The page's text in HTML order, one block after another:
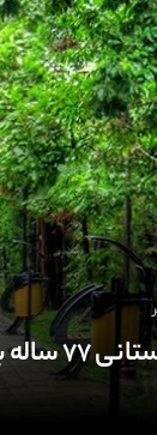
شکوهمند!